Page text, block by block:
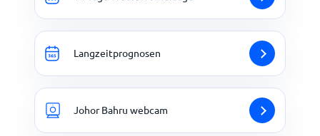
Langzeitprognosen
Johor Bahru webcam